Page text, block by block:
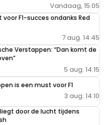
Vandaag, 15:05
F1-succes ondanks Red
7 aug. 14:45
Verstappen: “Dan komt de
5 aug. 14:15
is een must voor F1
3 aug. 14:10
door de lucht tijdens